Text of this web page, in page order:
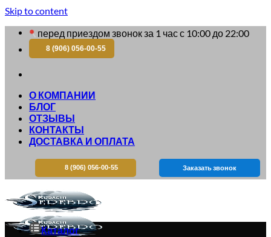
Skip to content
перед приездом звонок за 1 час с 10:00 до 22:00
8 (906) 056-00-55
О КОМПАНИИ
БЛОГ
ОТЗЫВЫ
КОНТАКТЫ
ДОСТАВКА И ОПЛАТА
8 (906) 056-00-55 Заказать звонок
Каталог